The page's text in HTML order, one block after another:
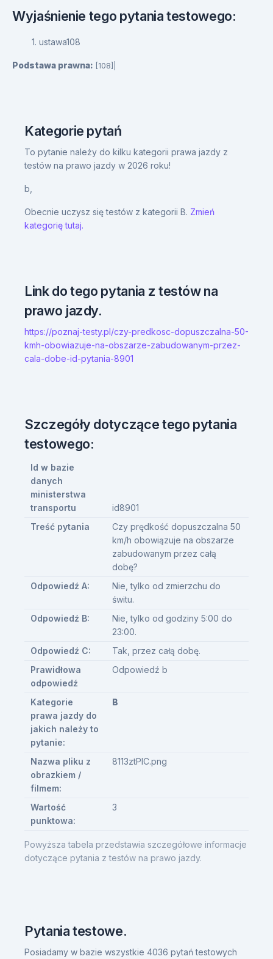
Wyjaśnienie tego pytania testowego:
1. ustawa108
Podstawa prawna: [108]|
Kategorie pytań
To pytanie należy do kilku kategorii prawa jazdy z
testów na prawo jazdy w 2026 roku!
b,
Obecnie uczysz się testów z kategorii B. Zmień
kategorię tutaj.
Link do tego pytania z testów na
prawo jazdy.
https://poznaj-testy.pl/czy-predkosc-dopuszczalna-50-
kmh-obowiazuje-na-obszarze-zabudowanym-przez-
cala-dobe-id-pytania-8901
Szczegóły dotyczące tego pytania
testowego:
Powyższa tabela przedstawia szczegółowe informacje
dotyczące pytania z testów na prawo jazdy.
Id w bazie
danych
ministerstwa
transportu
id8901
Treść pytania
Czy prędkość dopuszczalna 50
km/h obowiązuje na obszarze
zabudowanym przez całą
dobę?
Odpowiedź A:
Nie, tylko od zmierzchu do
świtu.
Odpowiedź B:
Nie, tylko od godziny 5:00 do
23:00.
Odpowiedź C:
Tak, przez całą dobę.
Prawidłowa
odpowiedź
Odpowiedź b
Kategorie
prawa jazdy do
jakich należy to
pytanie:
B
Nazwa pliku z
obrazkiem /
filmem:
8113ztPIC.png
Wartość
punktowa:
3
Pytania testowe.
Posiadamy w bazie wszystkie 4036 pytań testowych